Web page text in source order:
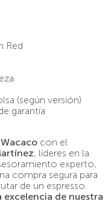
Red
(según versión)
garantía
Wacaco con el
, líderes en la
experto,
compra segura para
de un espresso
excelencia de nuestra